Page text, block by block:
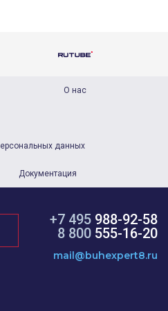
О нас
данных
Документация
+7 495 988-92-58
8 800 555-16-20
mail@buhexpert8.ru